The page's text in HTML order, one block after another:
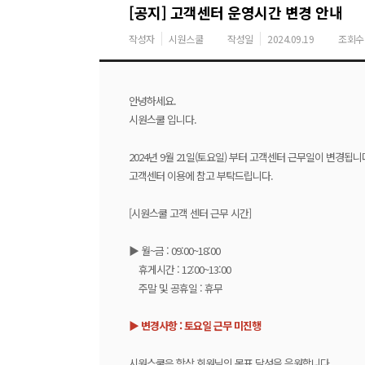
[공지] 고객센터 운영시간 변경 안내
작성자 시원스쿨 작성일 2024.09.19 조회수
안녕하세요.
시원스쿨 입니다.
2024년 9월 21일(토요일) 부터 고객센터 근무일이 변경됩니
고객센터 이용에 참고 부탁드립니다.
[시원스쿨 고객 센터 근무 시간]
▶ 월~금 : 09:00~18:00
휴게시간 : 12:00~13:00
주말 및 공휴일 : 휴무
▶ 변경사항 : 토요일 근무 미진행